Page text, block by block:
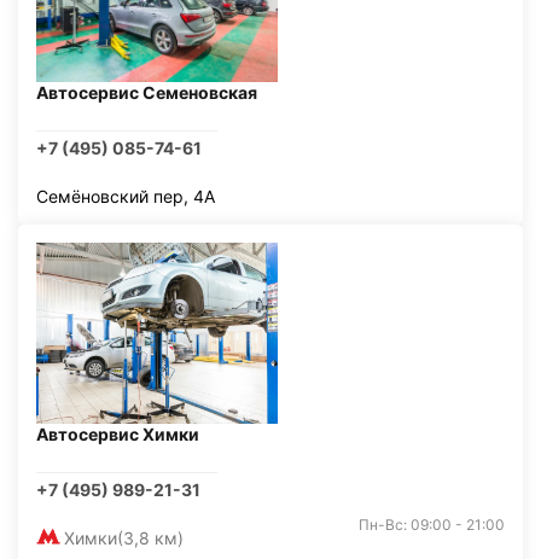
Автосервис Семеновская
+7 (495) 085-74-61
Семёновский пер, 4А
Автосервис Химки
+7 (495) 989-21-31
Химки(3,8 км)
Пн-Вс: 09:00 - 21:00